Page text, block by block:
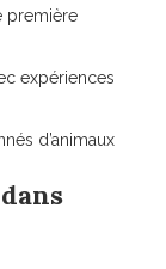
première
expériences
d’animaux